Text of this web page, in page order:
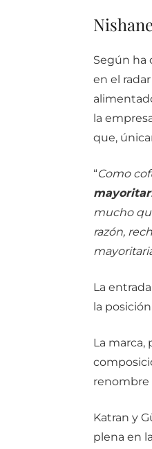
Según ha
en el
la
que,
“Como
mucho
razón,
La
la
La marca,
renombre
Katran y
plena en